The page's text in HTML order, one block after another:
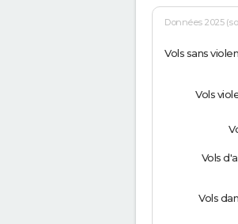
Données 2025
Vols sans
Vols
Vols
Vols